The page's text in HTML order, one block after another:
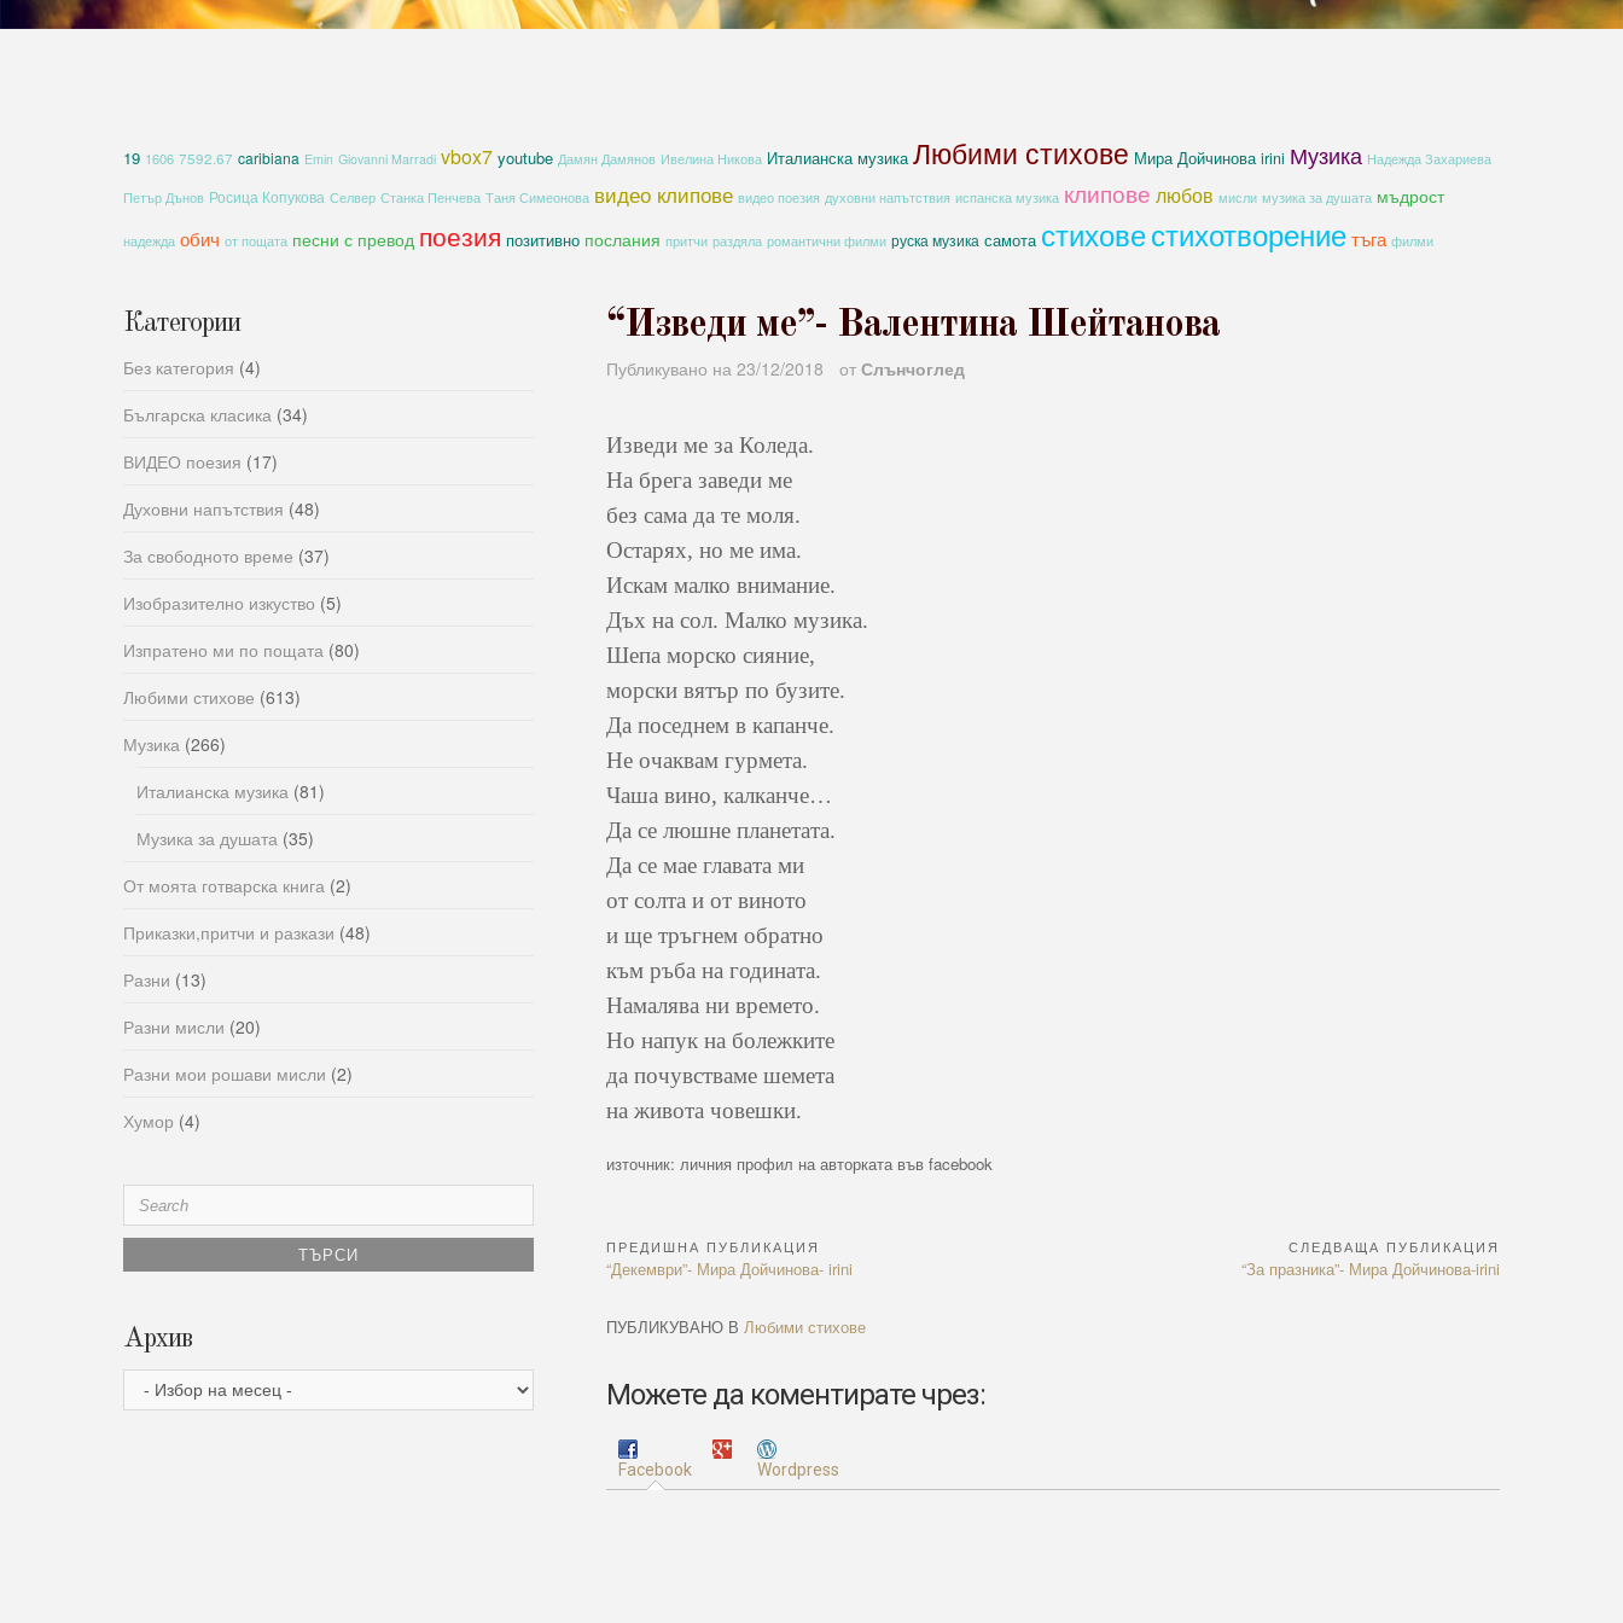
19 1606 7592.67 caribiana Emin Giovanni Marradi vbox7 youtube Дамян Дамянов Ивелина Никова Италианска музика Любими стихове Мира Дойчинова irini Музика Надежда Захариева
Петър Дънов Росица Копукова Селвер Станка Пенчева Таня Симеонова видео клипове видео поезия духовни напътствия испанска музика клипове любов мисли музика за душата мъдрост
надежда обич от пощата песни с превод поезия позитивно послания притчи раздяла романтични филми руска музика самота стиховестихотворениетъга филми
“Изведи ме”- Валентина Шейтанова
Публикувано на 23/12/2018 от Слънчоглед
Изведи ме за Коледа.
На брега заведи ме
без сама да те моля.
Остарях, но ме има.
Искам малко внимание.
Дъх на сол. Малко музика.
Шепа морско сияние,
морски вятър по бузите.
Да поседнем в капанче.
Не очаквам гурмета.
Чаша вино, калканче…
Да се люшне планетата.
Да се мае главата ми
от солта и от виното
и ще тръгнем обратно
към ръба на годината.
Намалява ни времето.
Но напук на болежките
да почувстваме шемета
на живота човешки.
източник: личния профил на авторката във facebook
Навигация
ПРЕДИШНА ПУБЛИКАЦИЯ
Previous
“Декември”- Мира Дойчинова- irini
СЛЕДВАЩА ПУБЛИКАЦИЯ
Next
“За празника”- Мира Дойчинова-irini
ПУБЛИКУВАНО В Любими стихове
Можете да коментирате чрез:
Facebook Wordpress
Категории
Без категория (4)
Българска класика (34)
ВИДЕО поезия (17)
Духовни напътствия (48)
За свободното време (37)
Изобразително изкуство (5)
Изпратено ми по пощата (80)
Любими стихове (613)
Музика (266)
Италианска музика (81)
Музика за душата (35)
От моята готварска книга (2)
Приказки,притчи и разкази (48)
Разни (13)
Разни мисли (20)
Разни мои рошави мисли (2)
Хумор (4)
Search
for:
Архив
Архив